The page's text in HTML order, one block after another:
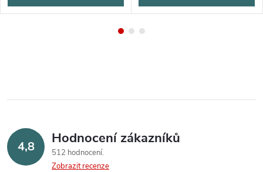
4,8 Hodnocení zákazníků
512 hodnocení
Zobrazit recenze